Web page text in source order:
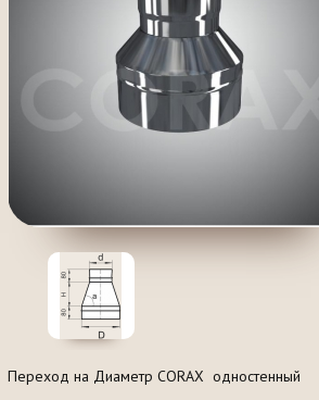
Переход на Диаметр CORAX одностенный